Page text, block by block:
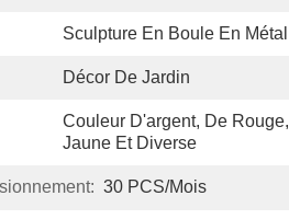
Sculpture En Boule En Métal
Décor De Jardin
Couleur D'argent, De Rouge,
Jaune Et Diverse
30 PCS/mois